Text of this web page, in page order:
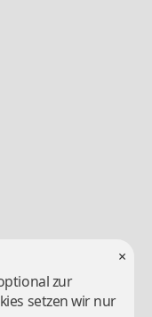
×
zur
setzen wir nur